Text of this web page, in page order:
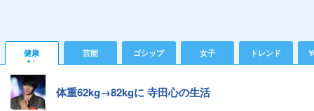
健康 芸能 ゴシップ 女子 トレンド
体重62kg→82kgに 寺田心の生活